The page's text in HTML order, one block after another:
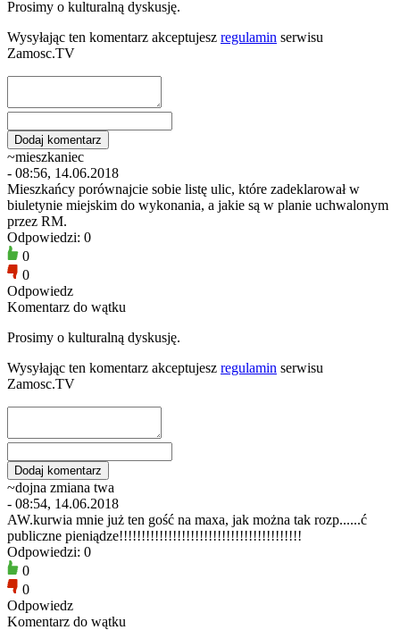
Prosimy o kulturalną dyskusję.
Wysyłając ten komentarz akceptujesz regulamin serwisu
Zamosc.TV
~mieszkaniec
- 08:56, 14.06.2018
Mieszkańcy porównajcie sobie listę ulic, które zadeklarował w
biuletynie miejskim do wykonania, a jakie są w planie uchwalonym
przez RM.
Odpowiedzi: 0
0
0
Odpowiedz
Komentarz do wątku
Prosimy o kulturalną dyskusję.
Wysyłając ten komentarz akceptujesz regulamin serwisu
Zamosc.TV
~dojna zmiana twa
- 08:54, 14.06.2018
AW.kurwia mnie już ten gość na maxa, jak można tak rozp......ć
publiczne pieniądze!!!!!!!!!!!!!!!!!!!!!!!!!!!!!!!!!!!!!!!!!
Odpowiedzi: 0
0
0
Odpowiedz
Komentarz do wątku